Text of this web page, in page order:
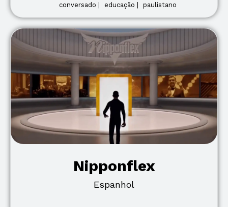
conversado | educação | paulistano
Nipponflex
Espanhol